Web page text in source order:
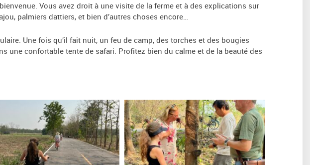
Vous avez droit à une visite de la ferme et à des explications sur
palmiers dattiers, et bien d’autres choses encore…
Une fois qu’il fait nuit, un feu de camp, des torches et des bougies
une confortable tente de safari. Profitez bien du calme et de la beauté des